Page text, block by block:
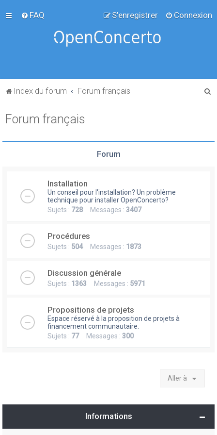
FAQ Connexion
S’enregistrer
Index du forum Forum français
e
Forum français
Forum
Installation
Un conseil pour l'installation? Un problème
technique pour installer OpenConcerto?
Sujets : 728 Messages : 3407
Procédures
Sujets : 504Messages : 1873
Discussion générale
Sujets : 1363 Messages : 5971
Propositions de projets
Espace réservé à la proposition de projets à
financement communautaire.
Sujets : 77Messages : 300
Aller à
Informations